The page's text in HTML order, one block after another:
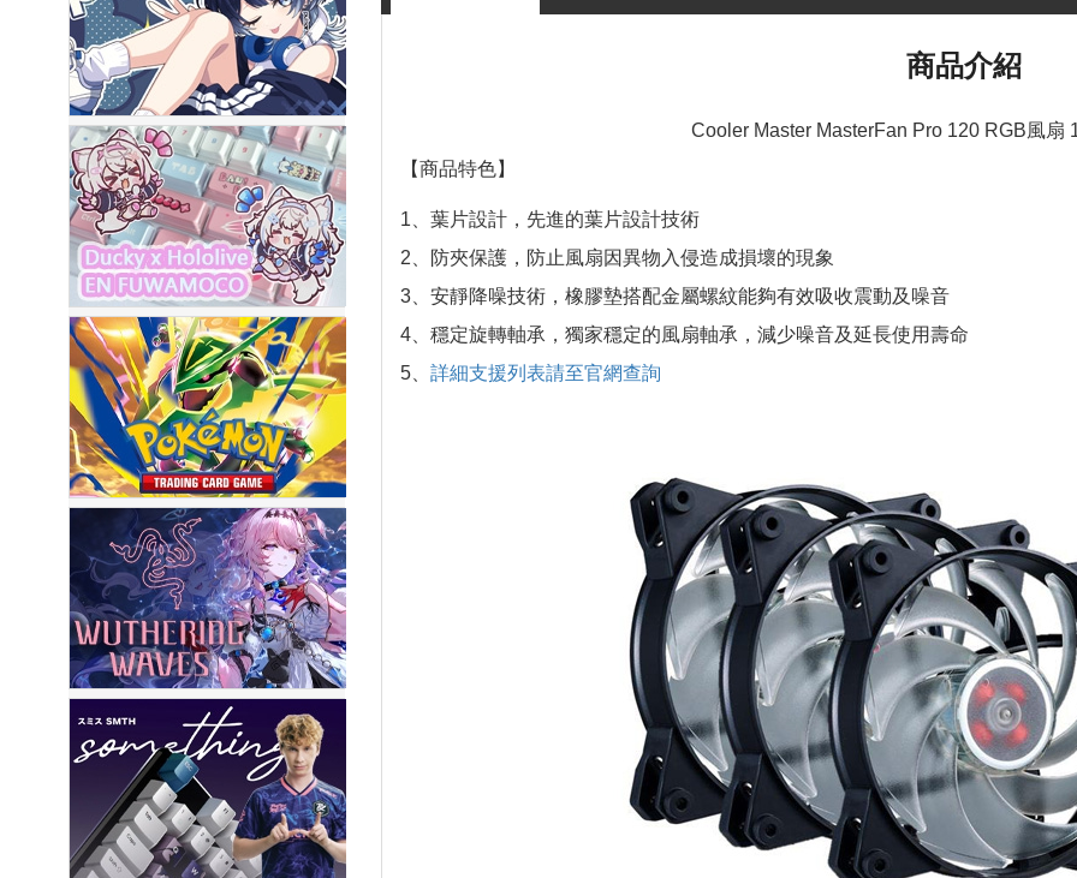
商品介紹
Cooler Master MasterFan Pro 120 RGB風扇
【商品特色】
1、葉片設計，先進的葉片設計技術
2、防夾保護，防止風扇因異物入侵造成損壞的現象
3、安靜降噪技術，橡膠墊搭配金屬螺紋能夠有效吸收震動及噪音
4、穩定旋轉軸承，獨家穩定的風扇軸承，減少噪音及延長使用壽命
5、 詳細支援列表請至官網查詢